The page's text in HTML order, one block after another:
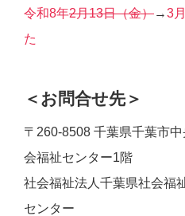
令和8年2月13日（金）→3
た
＜お問合せ先＞
〒260-8508 千葉県千葉市
会福祉センター1階
社会福祉法人千葉県社会
センター